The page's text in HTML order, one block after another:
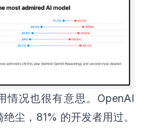
情况也很有意思。OpenAI
尘，81% 的开发者用过。